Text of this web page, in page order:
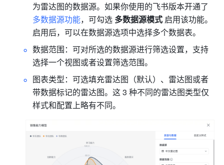
为雷达图的数据源。如果你使用的飞书版本开通了
多数据源功能，可勾选 多数据源模式 启用该功能。
启用后，可以在数据源选项中选择多个数据表。
数据范围：可对所选的数据源进行筛选设置，支持
选择一个视图或者设置筛选范围。
图表类型：可选填充雷达图（默认）、雷达图或者
带数据标记的雷达图。这 3 种不同的雷达图类型仅
样式和配置上略有不同。